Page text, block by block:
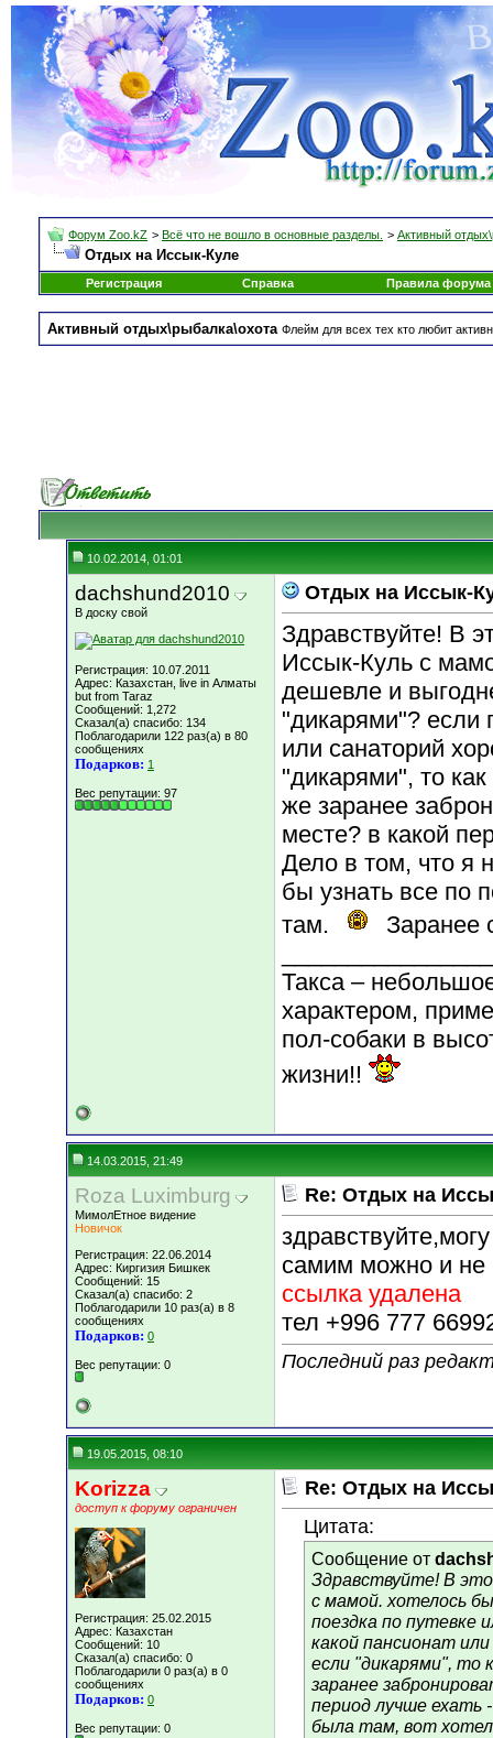
Форум Zoo.kZ > Всё что не вошло в основные разделы. > Активный
Отдых на Иссык-Куле
Регистрация Справка Правила форума
Активный отдых\рыбалка\охота Флейм для всех тех кто любит
10.02.2014, 01:01
dachshund2010
В доску свой
Регистрация: 10.07.2011
Адрес: Казахстан, live in Алматы
but from Taraz
Сообщений: 1,272
Сказал(а) спасибо: 134
Поблагодарили 122 раз(а) в 80
сообщениях
Подарков: 1
Вес репутации: 97
Отдых на Иссык-
Здравствуйте! В
Иссык-Куль с
дешевле и
"дикарями"? если
или санаторий
"дикарями", то
же заранее
месте? в какой
Дело в том, что я
бы узнать все по
там.
Заранее
Такса –
характером,
пол-собаки в
жизни!!
14.03.2015, 21:49
Roza Luximburg
МимолЕтное видение
Новичок
Регистрация: 22.06.2014
Адрес: Киргизия Бишкек
Сообщений: 15
Сказал(а) спасибо: 2
Поблагодарили 10 раз(а) в 8
сообщениях
Подарков: 0
Вес репутации: 0
Re: Отдых на
самим можно и не
ссылка удалена
тел +996 777
Последний раз
19.05.2015, 08:10
Korizza
доступ к форуму ограничен
Регистрация: 25.02.2015
Адрес: Казахстан
Сообщений: 10
Сказал(а) спасибо: 0
Поблагодарили 0 раз(а) в 0
сообщениях
Подарков: 0
Вес репутации: 0
Re: Отдых на
Цитата:
Сообщение от
Здравствуйте! В
с мамой. хотелось
поездка по путевке
какой пансионат
если "дикарями", то
заранее
период лучше ехать
была там, вот